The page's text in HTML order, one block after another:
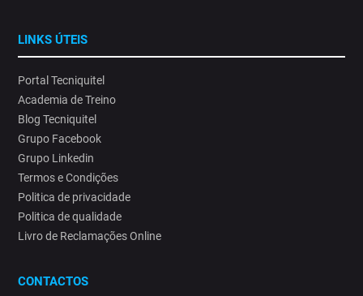
LINKS ÚTEIS
Portal Tecniquitel
Academia de Treino
Blog Tecniquitel
Grupo Facebook
Grupo Linkedin
Termos e Condições
Politica de privacidade
Politica de qualidade
Livro de Reclamações Online
CONTACTOS